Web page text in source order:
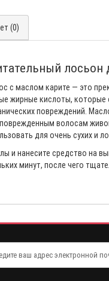
(0)
лосьон
с маслом карите — это
жирные кислоты,
повреждений.
волосам
для очень сухих и
и нанесите средство на
минут, после чего